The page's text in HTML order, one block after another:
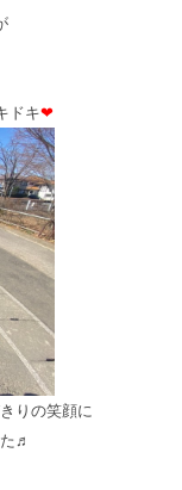
ドキ❤
りの笑顔に
♬